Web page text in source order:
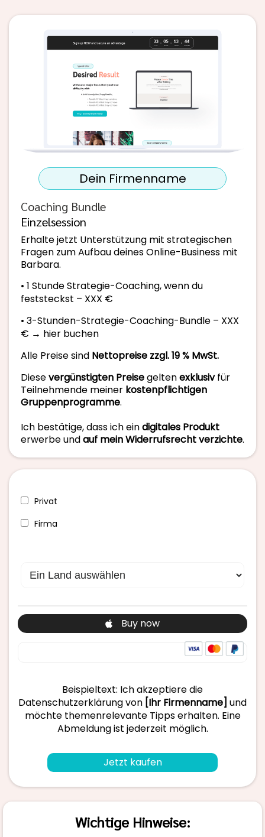
Dein Firmenname
Coaching Bundle
Einzelsession
Erhalte jetzt Unterstützung mit strategischen
Fragen zum Aufbau deines Online-Business mit
Barbara.
• 1 Stunde Strategie-Coaching, wenn du
feststeckst – XXX €
• 3-Stunden-Strategie-Coaching-Bundle – XXX
€ → hier buchen
Alle Preise sind Nettopreise zzgl. 19 % MwSt.
Diesevergünstigten Preisegeltenexklusivfür
Teilnehmende meiner kostenpflichtigen
Gruppenprogramme.
Ich bestätige, dass ich eindigitales Produkt
erwerbe undauf mein Widerrufsrecht verzichte.
Privat
Firma
Buy now
Beispieltext: Ich akzeptiere die
Datenschutzerklärung von [Ihr Firmenname] und
möchte themenrelevante Tipps erhalten. Eine
Abmeldung ist jederzeit möglich.
Jetzt kaufen
Wichtige Hinweise: